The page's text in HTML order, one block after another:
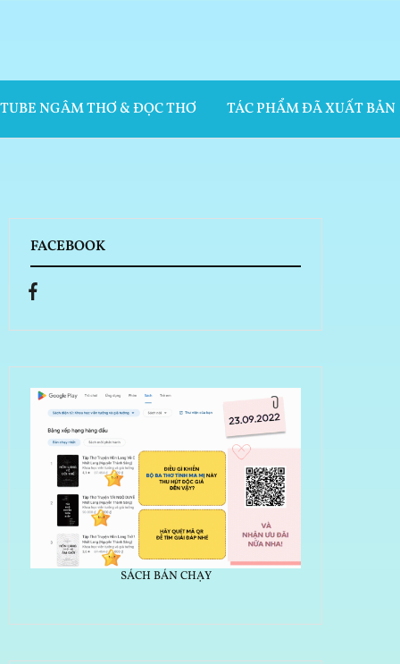
NGÂM THƠ & ĐỌC THƠ TÁC PHẨM ĐÃ XUẤT BẢN
FACEBOOK
SÁCH BÁN CHẠY